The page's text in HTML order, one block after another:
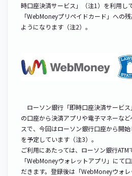
時口座決済サービス」（注1）を利用し
「WebMoneyプリペイドカード」への
ようになります（注2）。
ローソン銀行「即時口座決済サービ
の口座から決済アプリや電子マネーな
スで、今回はローソン銀行口座から開
を予定しています（注3）。
ご利用にあたっては、ローソン銀行ATM
「WebMoneyウォレットアプリ」にて
だきます。登録後は「WebMoneyウォ